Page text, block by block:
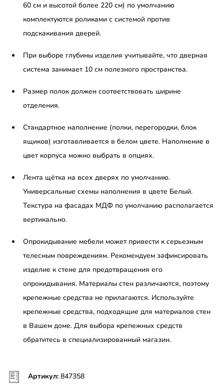
60 см и высотой более 220 см) по умолчанию
комплектуются роликами с системой против
подскакивания дверей.
При выборе глубины изделия учитывайте, что дверная
система занимает 10 см полезного пространства.
Размер полок должен соответствовать ширине
отделения.
Стандартное наполнение (полки, перегородки, блок
ящиков) изготавливается в белом цвете. Наполнение в
цвет корпуса можно выбрать в опциях.
Лента щётка на всех дверях по умолчанию.
Универсальные схемы наполнения в цвете Белый.
Текстура на фасадах МДФ по умолчанию располагается
вертикально.
Опрокидывание мебели может привести к серьезным
телесным повреждениям. Рекомендуем зафиксировать
изделие к стене для предотвращения его
опрокидывания. Материалы стен различаются, поэтому
крепежные средства не прилагаются. Используйте
крепежные средства, подходящие для материалов стен
в Вашем доме. Для выбора крепежных средств
обратитесь в специализированный магазин.
Артикул: 847358